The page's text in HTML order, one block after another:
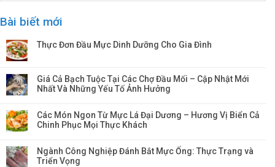
Bài biết mới
Thực Đơn Đầu Mực Dinh Dưỡng Cho Gia Đình
Giá Cả Bạch Tuộc Tại Các Chợ Đầu Mối – Cập Nhật Mới
Nhất Và Những Yếu Tố Ảnh Hưởng
Các Món Ngon Từ Mực Lá Đại Dương – Hương Vị Biển Cả
Chinh Phục Mọi Thực Khách
Ngành Công Nghiệp Đánh Bắt Mực Ống: Thực Trạng và
Triển Vọng